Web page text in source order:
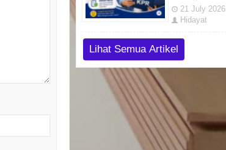
21 July 2026
Hidayat
Lihat Semua Artikel